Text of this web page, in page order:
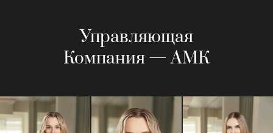
Управляющая
Компания — АМК